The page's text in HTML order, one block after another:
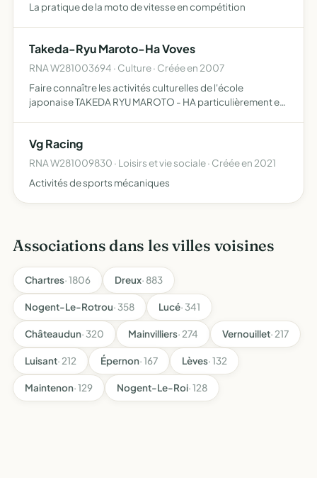
La pratique de la moto de vitesse en compétition
Takeda-Ryu Maroto-Ha Voves
RNA W281003694 · Culture · Créée en 2007
Faire connaître les activités culturelles de l'école
japonaise TAKEDA RYU MAROTO - HA particulièrement en
d'am…
Vg Racing
RNA W281009830 · Loisirs et vie sociale · Créée en 2021
Activités de sports mécaniques
Associations dans les villes voisines
Chartres· 1806 Dreux· 883
Nogent-Le-Rotrou· 358 Lucé· 341
Châteaudun· 320 Mainvilliers· 274 Vernouillet· 217
Luisant· 212 Épernon· 167 Lèves· 132
Maintenon· 129 Nogent-Le-Roi· 128